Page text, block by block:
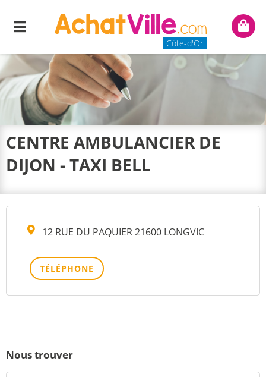
Menu
Côte-d'Or
Mon
CENTRE AMBULANCIER DE
DIJON - TAXI BELL
12 RUE DU PAQUIER 21600 LONGVIC
TÉLÉPHONE
Nous trouver